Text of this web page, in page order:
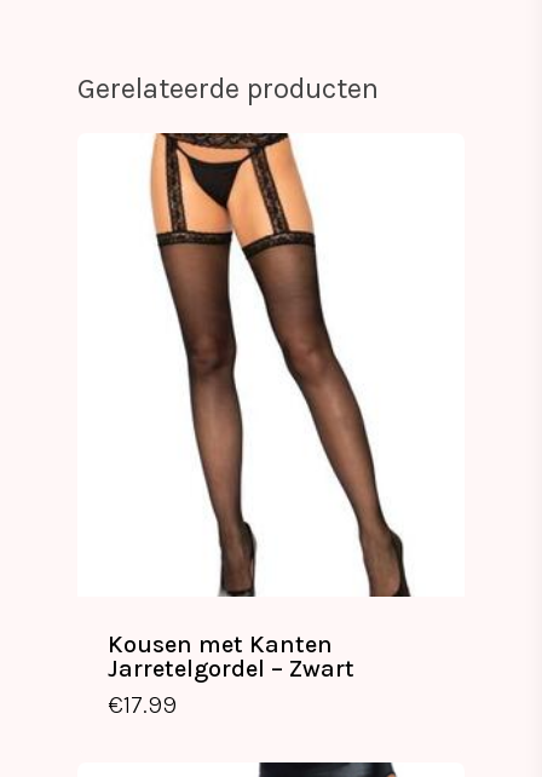
Gerelateerde producten
Kousen met Kanten
Jarretelgordel – Zwart
€17.99